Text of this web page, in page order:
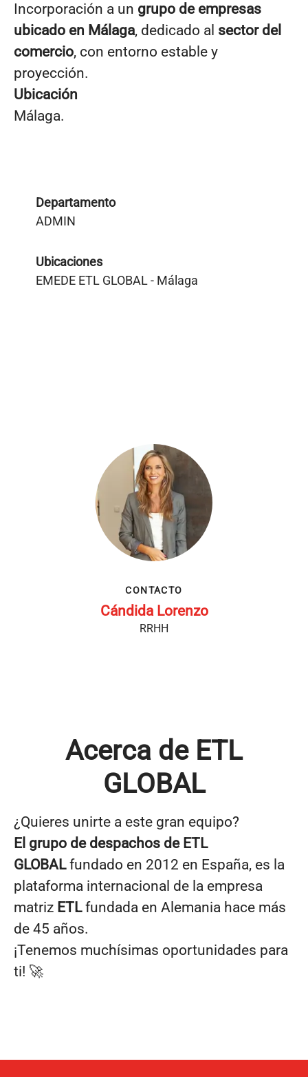
Incorporación a un grupo de empresas
ubicado en Málaga, dedicado al sector del
comercio, con entorno estable y
proyección.
Ubicación
Málaga.
Departamento
ADMIN
Ubicaciones
EMEDE ETL GLOBAL - Málaga
CONTACTO
Cándida Lorenzo
RRHH
Acerca de ETL
GLOBAL
¿Quieres unirte a este gran equipo?
El grupo de despachos de ETL
GLOBALfundado en 2012 en España, es la
plataforma internacional de la empresa
matriz ETLfundada en Alemania hace más
de 45 años.
¡Tenemos muchísimas oportunidades para
ti! 🚀